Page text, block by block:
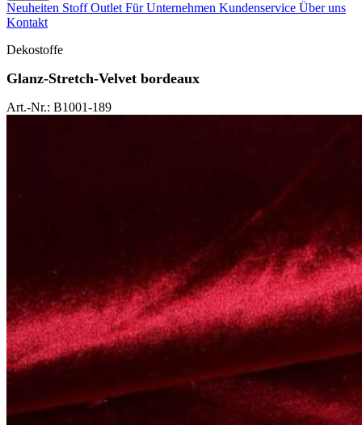
Neuheiten Stoff Outlet Für Unternehmen Kundenservice Über uns
Kontakt
Dekostoffe
Glanz-Stretch-Velvet bordeaux
Art.-Nr.: B1001-189